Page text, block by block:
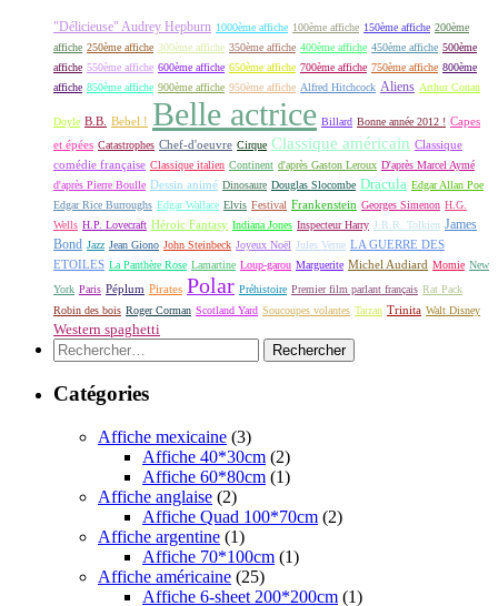
"Délicieuse" Audrey Hepburn 1000ème affiche 100ème affiche 150ème affiche 200ème
affiche 250ème affiche 300ème affiche 350ème affiche 400ème affiche 450ème affiche 500ème
affiche 550ème affiche 600ème affiche 650ème affiche 700ème affiche 750ème affiche 800ème
affiche 850ème affiche 900ème affiche 950ème affiche Alfred Hitchcock Aliens Arthur Conan
Doyle B.B. Bebel ! Belle actrice Billard Bonne année 2012 ! Capes
et épées Catastrophes Chef-d'oeuvre Cirque Classique américain Classique
comédie française Classique italien Continent d'après Gaston Leroux D'après Marcel Aymé
d'après Pierre Boulle Dessin animé Dinosaure Douglas Slocombe Dracula Edgar Allan Poe
Edgar Rice Burroughs Edgar Wallace Elvis Festival Frankenstein Georges Simenon H.G.
Wells H.P. Lovecraft Héroic Fantasy Indiana Jones Inspecteur Harry J.R.R. Tolkien James
Bond Jazz Jean Giono John Steinbeck Joyeux Noël Jules Verne LA GUERRE DES
ETOILES La Panthère Rose Lamartine Loup-garou Marguerite Michel Audiard Momie New
York Paris Péplum Pirates Polar Préhistoire Premier film parlant français Rat Pack
Robin des bois Roger Corman Scotland Yard Soucoupes volantes Tarzan Trinita Walt Disney
Western spaghetti
Rechercher :
Catégories
Affiche mexicaine (3)
Affiche 40*30cm (2)
Affiche 60*80cm (1)
Affiche anglaise (2)
Affiche Quad 100*70cm (2)
Affiche argentine (1)
Affiche 70*100cm (1)
Affiche américaine (25)
Affiche 6-sheet 200*200cm (1)